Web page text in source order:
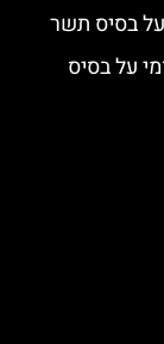
על בסיס תשר
על בסיס